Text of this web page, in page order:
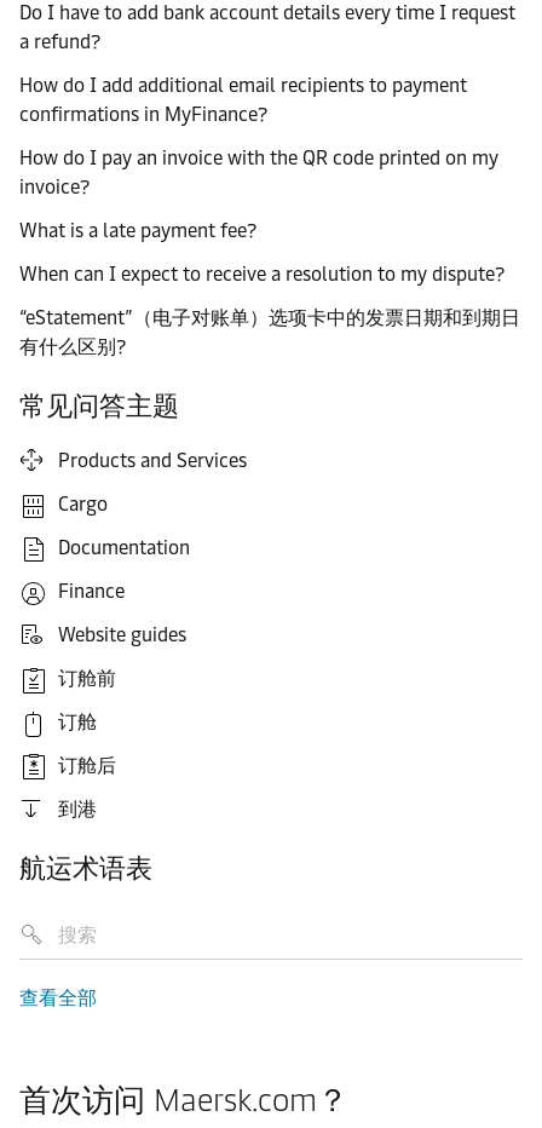
Do I have to add bank account details every time I request
a refund?
How do I add additional email recipients to payment
confirmations in MyFinance?
How do I pay an invoice with the QR code printed on my
invoice?
What is a late payment fee?
When can I expect to receive a resolution to my dispute?
“eStatement”（电子对账单）选项卡中的发票日期和到期日
有什么区别?
常见问答主题
Products and Services
Cargo
Documentation
Finance
Website guides
订舱前
订舱
订舱后
到港
航运术语表
查看全部
首次访问 Maersk.com？